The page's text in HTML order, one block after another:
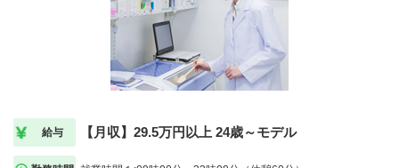
給与 【月収】29.5万円以上 24歳～モデル